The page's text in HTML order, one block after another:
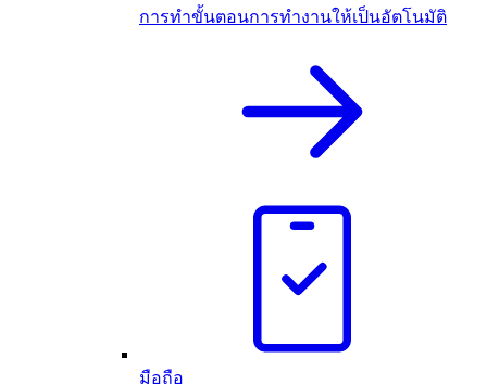
การทำขั้นตอนการทำงานให้เป็นอัตโนมัติ
มือถือ